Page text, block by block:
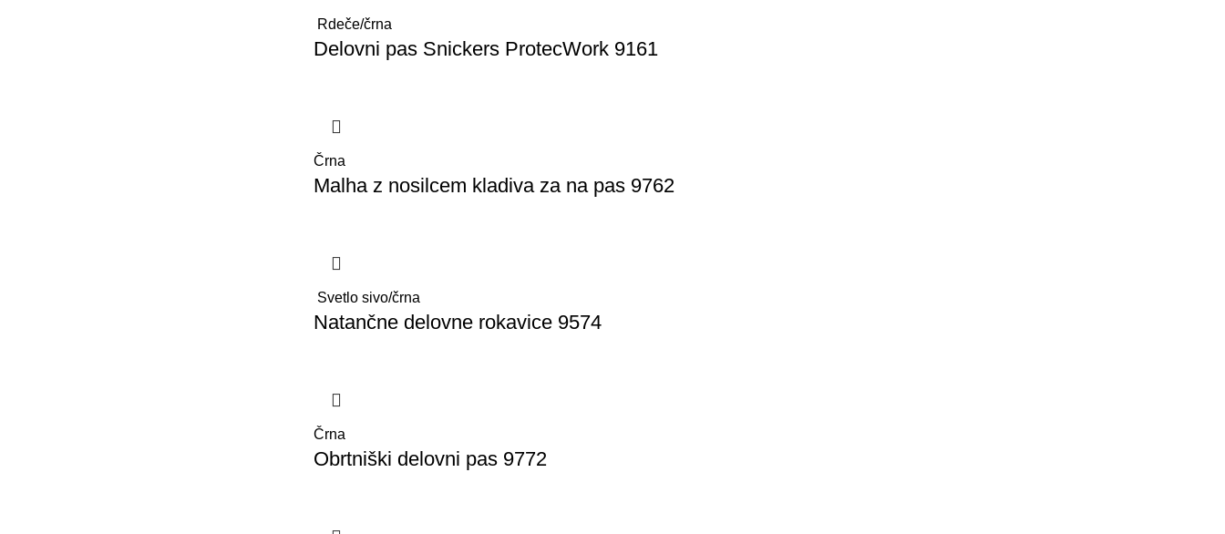
Rdeče/črna
Delovni pas Snickers ProtecWork 9161
Črna
Malha z nosilcem kladiva za na pas 9762
Svetlo sivo/črna
Natančne delovne rokavice 9574
Črna
Obrtniški delovni pas 9772